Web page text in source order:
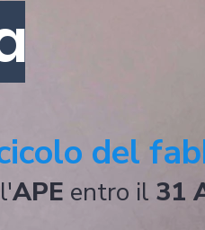
del
APE entro il 31